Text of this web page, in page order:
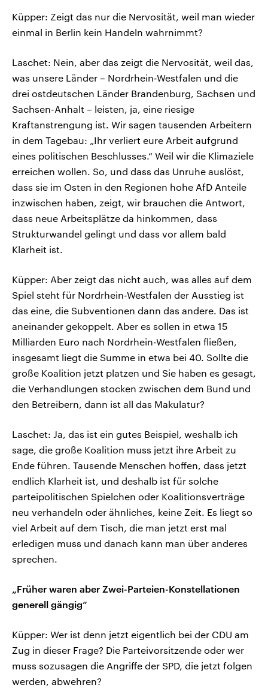
Küpper: Zeigt das nur die Nervosität, weil man wieder
einmal in Berlin kein Handeln wahrnimmt?
Laschet: Nein, aber das zeigt die Nervosität, weil das,
was unsere Länder – Nordrhein-Westfalen und die
drei ostdeutschen Länder Brandenburg, Sachsen und
Sachsen-Anhalt – leisten, ja, eine riesige
Kraftanstrengung ist. Wir sagen tausenden Arbeitern
in dem Tagebau: „Ihr verliert eure Arbeit aufgrund
eines politischen Beschlusses.“ Weil wir die Klimaziele
erreichen wollen. So, und dass das Unruhe auslöst,
dass sie im Osten in den Regionen hohe AfD Anteile
inzwischen haben, zeigt, wir brauchen die Antwort,
dass neue Arbeitsplätze da hinkommen, dass
Strukturwandel gelingt und dass vor allem bald
Klarheit ist.
Küpper: Aber zeigt das nicht auch, was alles auf dem
Spiel steht für Nordrhein-Westfalen der Ausstieg ist
das eine, die Subventionen dann das andere. Das ist
aneinander gekoppelt. Aber es sollen in etwa 15
Milliarden Euro nach Nordrhein-Westfalen fließen,
insgesamt liegt die Summe in etwa bei 40. Sollte die
große Koalition jetzt platzen und Sie haben es gesagt,
die Verhandlungen stocken zwischen dem Bund und
den Betreibern, dann ist all das Makulatur?
Laschet: Ja, das ist ein gutes Beispiel, weshalb ich
sage, die große Koalition muss jetzt ihre Arbeit zu
Ende führen. Tausende Menschen hoffen, dass jetzt
endlich Klarheit ist, und deshalb ist für solche
parteipolitischen Spielchen oder Koalitionsverträge
neu verhandeln oder ähnliches, keine Zeit. Es liegt so
viel Arbeit auf dem Tisch, die man jetzt erst mal
erledigen muss und danach kann man über anderes
sprechen.
„Früher waren aber Zwei-Parteien-Konstellationen
generell gängig“
Küpper: Wer ist denn jetzt eigentlich bei der CDU am
Zug in dieser Frage? Die Parteivorsitzende oder wer
muss sozusagen die Angriffe der SPD, die jetzt folgen
werden, abwehren?